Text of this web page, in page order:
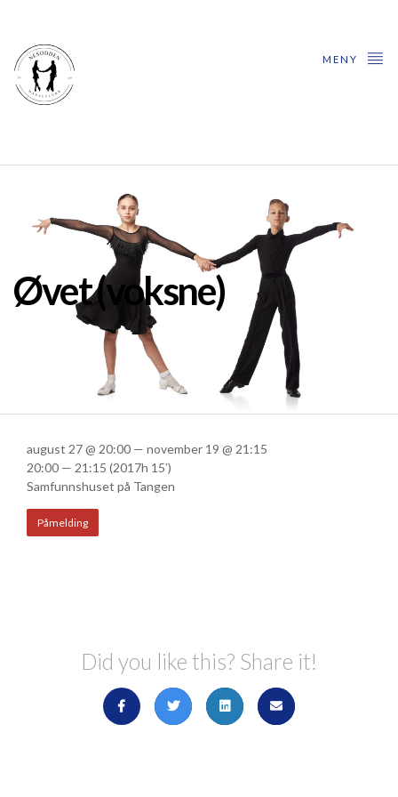
MENY
Øvet (voksne)
august 27 @ 20:00 — november 19 @ 21:15
20:00 — 21:15 (2017h 15′)
Samfunnshuset på Tangen
Påmelding
Did you like this? Share it!